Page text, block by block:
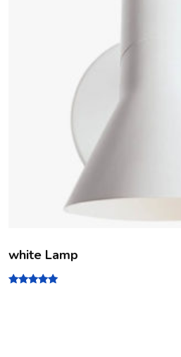
white Lamp